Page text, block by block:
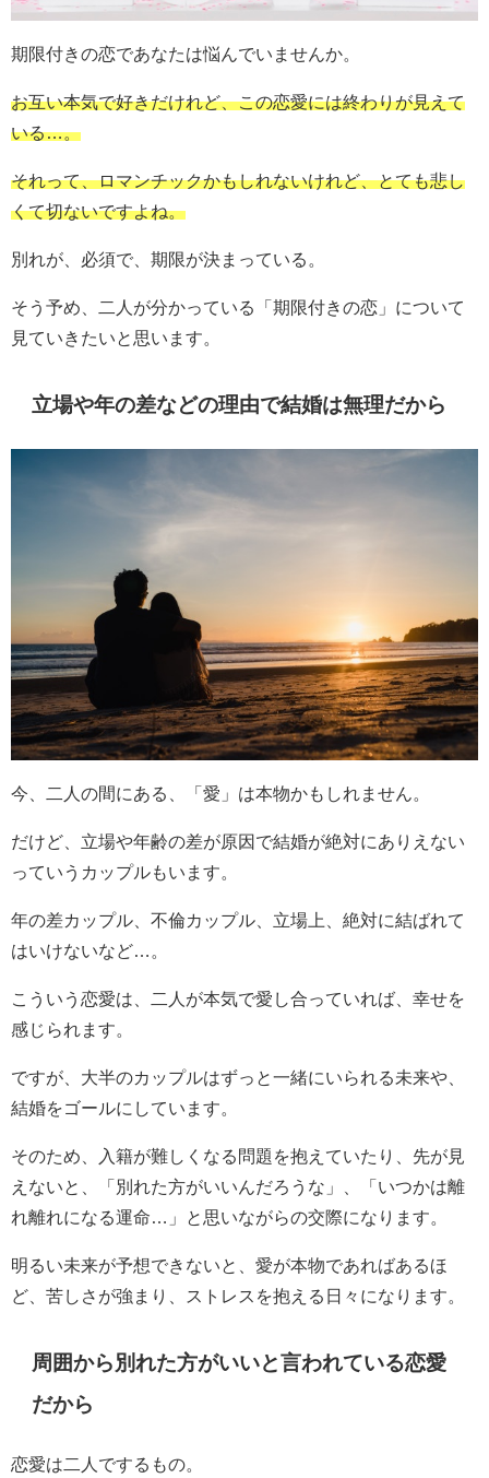
期限付きの恋であなたは悩んでいませんか。
お互い本気で好きだけれど、この恋愛には終わりが見えて
いる…。
それって、ロマンチックかもしれないけれど、とても悲し
くて切ないですよね。
別れが、必須で、期限が決まっている。
そう予め、二人が分かっている「期限付きの恋」について
見ていきたいと思います。
立場や年の差などの理由で結婚は無理だから
今、二人の間にある、「愛」は本物かもしれません。
だけど、立場や年齢の差が原因で結婚が絶対にありえない
っていうカップルもいます。
年の差カップル、不倫カップル、立場上、絶対に結ばれて
はいけないなど…。
こういう恋愛は、二人が本気で愛し合っていれば、幸せを
感じられます。
ですが、大半のカップルはずっと一緒にいられる未来や、
結婚をゴールにしています。
そのため、入籍が難しくなる問題を抱えていたり、先が見
えないと、「別れた方がいいんだろうな」、「いつかは離
れ離れになる運命…」と思いながらの交際になります。
明るい未来が予想できないと、愛が本物であればあるほ
ど、苦しさが強まり、ストレスを抱える日々になります。
周囲から別れた方がいいと言われている恋愛
だから
恋愛は二人でするもの。